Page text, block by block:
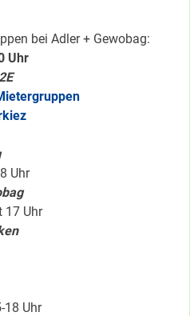
bei Adler + Gewobag:
Uhr
Uhr
17 Uhr
18 Uhr